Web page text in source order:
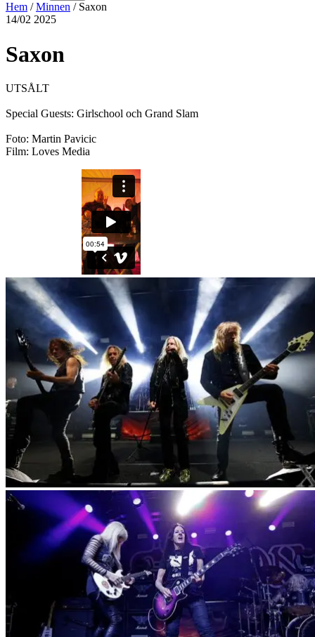
Hem /Minnen / Saxon
14/02 2025
Saxon
UTSÅLT
Special Guests: Girlschool och Grand Slam
Foto: Martin Pavicic
Film: Loves Media